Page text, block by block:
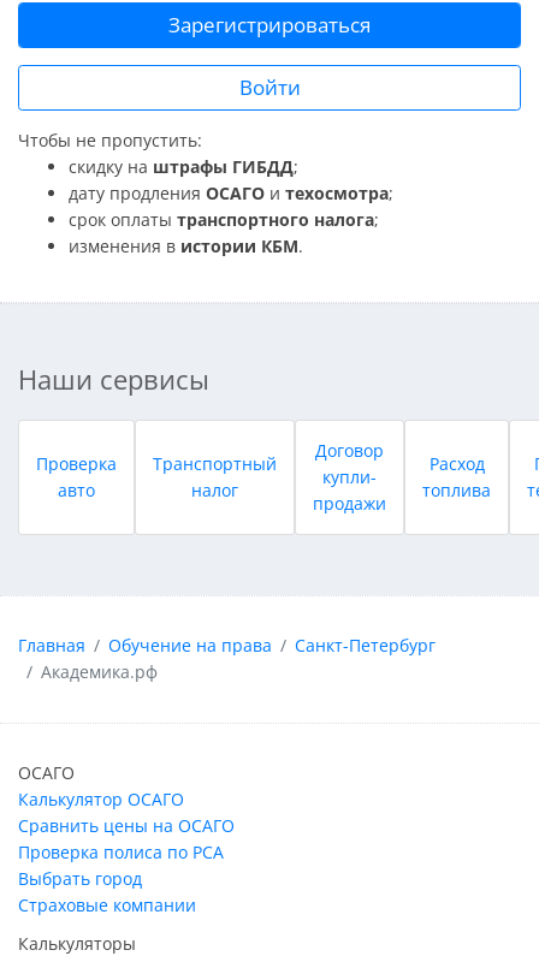
Зарегистрироваться
Войти
Чтобы не пропустить:
скидку на штрафы ГИБДД;
дату продления ОСАГО и техосмотра;
срок оплаты транспортного налога;
изменения в истории КБМ.
Наши сервисы
Проверка
авто
Транспортный
налог
Договор
купли-
продажи
Расход
топлива
Главная Обучение на права
Санкт-Петербург
Академика.рф
ОСАГО
Калькулятор ОСАГО
Сравнить цены на ОСАГО
Проверка полиса по РСА
Выбрать город
Страховые компании
Калькуляторы